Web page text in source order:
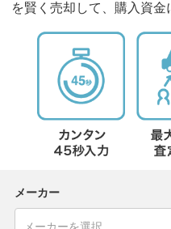
を賢く売却して、購入資金
メーカー